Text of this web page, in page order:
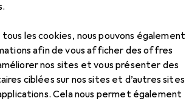
les cookies, nous pouvons également
afin de vous afficher des offres
nos sites et vous présenter des
ciblées sur nos sites et d’autres sites
Cela nous permet également
pour Topstar
- 11
des accessoires compatibles avec le
10 - 11 des catégories Meuble
et Tapis de protection.